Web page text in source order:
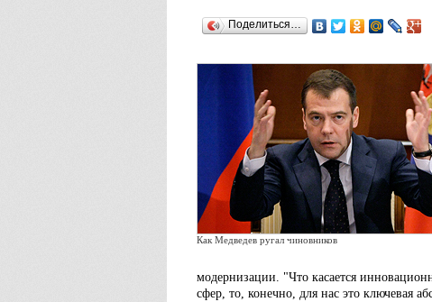
Поделиться…
Как Медведев ругал чиновников
модернизации. "Что касается
сфер, то, конечно, для нас это ключевая